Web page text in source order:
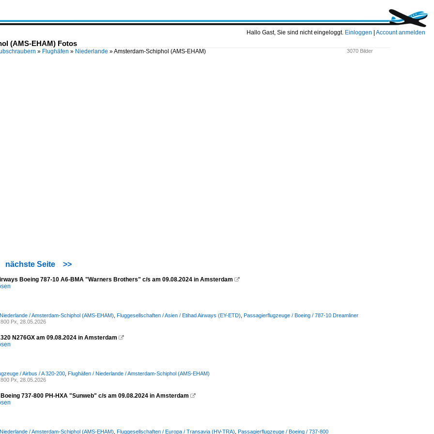
Hallo Gast, Sie sind nicht eingeloggt. Einloggen Account anmelden
(AMS-EHAM) Fotos
3070 Bilder
» Flughäfen » Niederlande »Amsterdam-Schiphol (AMS-EHAM)
nächste Seite >>
Boeing 787-10 A6-BMA "Warners Brothers" c/s am 09.08.2024 in Amsterdam 
/ Amsterdam-Schiphol (AMS-EHAM) Fluggesellschaften / Asien / Etihad Airways (EY-ETD) Passagierflugzeuge / Boeing / 787-10 Dreamliner
Px, 28.05.2026
N276GX am 09.08.2024 in Amsterdam 
/ Airbus / A 320-200 Flughäfen / Niederlande / Amsterdam-Schiphol (AMS-EHAM)
Px, 28.05.2026
737-800 PH-HXA "Sunweb" c/s am 09.08.2024 in Amsterdam 
/ Amsterdam-Schiphol (AMS-EHAM) Fluggesellschaften / Europa / Transavia (HV-TRA) Passagierflugzeuge / Boeing / 737-800